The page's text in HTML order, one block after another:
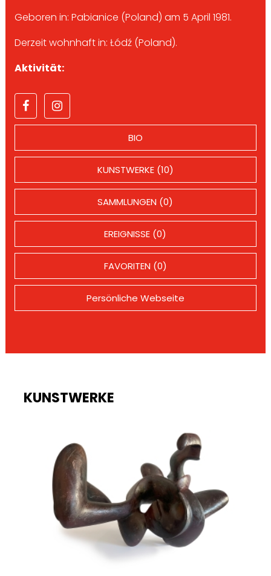
Geboren in: Pabianice (Poland) am 5 April 1981.
Derzeit wohnhaft in: Łódź (Poland).
Aktivität:
BIO
KUNSTWERKE (10)
SAMMLUNGEN (0)
EREIGNISSE (0)
FAVORITEN (0)
Persönliche Webseite
KUNSTWERKE